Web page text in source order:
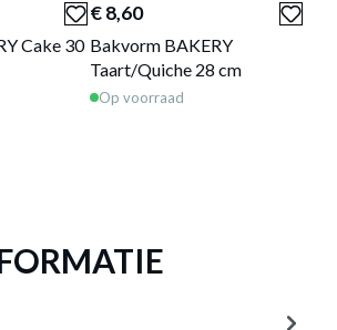
Cake 30
€ 8,60
Bakvorm BAKERY
Taart/Quiche 28 cm
Op voorraad
en excl. verzendkosten